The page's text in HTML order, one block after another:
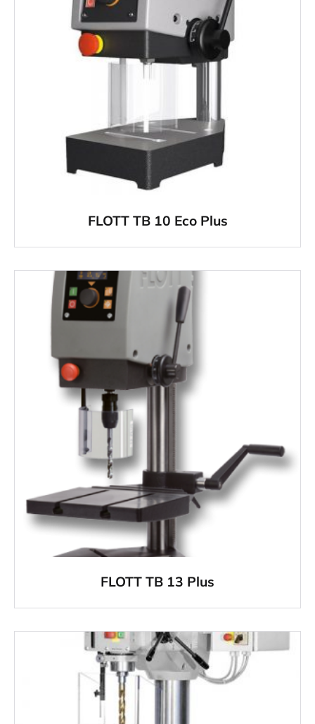
FLOTT TB 10 Eco Plus
FLOTT TB 13 Plus